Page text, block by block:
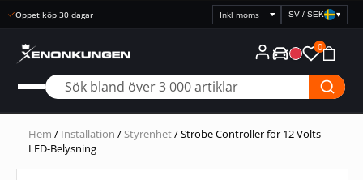
Välj
prisvisning
SV / SEK ▾
0
Hem / Installation /Styrenhet/ Strobe Controller för 12 Volts
LED-Belysning